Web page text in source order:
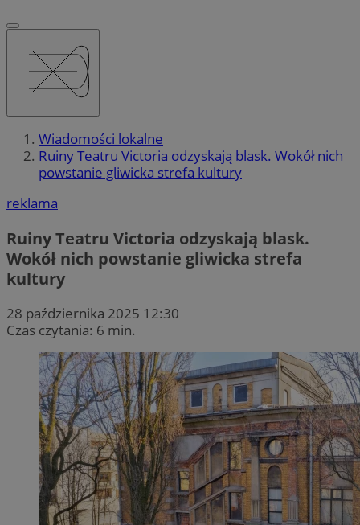
Wiadomości lokalne
Ruiny Teatru Victoria odzyskają blask. Wokół nich
powstanie gliwicka strefa kultury
reklama
Ruiny Teatru Victoria odzyskają blask.
Wokół nich powstanie gliwicka strefa
kultury
28 października 2025 12:30
Czas czytania: 6 min.